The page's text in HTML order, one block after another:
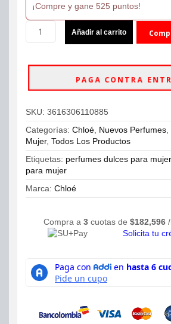
¡Compre y gane 525 puntos!
Chloé
Mujer
Añadir al carrito
PAGA CONTRA
SKU: 3616306110885
Categorías: Chloé Nuevos Perfumes
Mujer, Todos Los Productos
Etiquetas: perfumes dulces para mujer
para mujer
Marca: Chloé
Compra a 3 cuotas de $182,596
Solicita tu